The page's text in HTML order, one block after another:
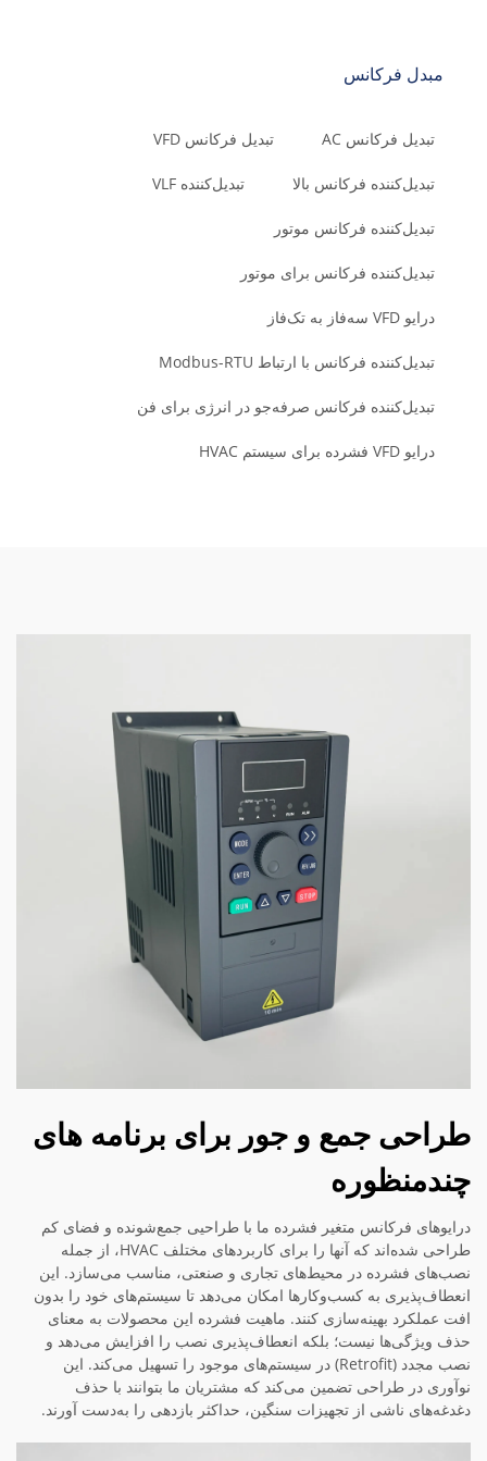
مبدل فرکانس
تبدیل فرکانس AC تبدیل فرکانس VFD
تبدیل‌کننده فرکانس بالا تبدیل‌کننده VLF
تبدیل‌کننده فرکانس موتور
تبدیل‌کننده فرکانس برای موتور
درایو VFD سه‌فاز به تک‌فاز
تبدیل‌کننده فرکانس با ارتباط Modbus-RTU
تبدیل‌کننده فرکانس صرفه‌جو در انرژی برای فن
درایو VFD فشرده برای سیستم HVAC
طراحی جمع و جور برای برنامه های
چندمنظوره
درایوهای فرکانس متغیر فشرده ما با طراحیی جمع‌شونده و فضای کم
طراحی شده‌اند که آنها را برای کاربردهای مختلف HVAC، از جمله
نصب‌های فشرده در محیط‌های تجاری و صنعتی، مناسب می‌سازد. این
انعطاف‌پذیری به کسب‌وکارها امکان می‌دهد تا سیستم‌های خود را بدون
افت عملکرد بهینه‌سازی کنند. ماهیت فشرده این محصولات به معنای
حذف ویژگی‌ها نیست؛ بلکه انعطاف‌پذیری نصب را افزایش می‌دهد و
نصب مجدد (Retrofit) در سیستم‌های موجود را تسهیل می‌کند. این
نوآوری در طراحی تضمین می‌کند که مشتریان ما بتوانند با حذف
دغدغه‌های ناشی از تجهیزات سنگین، حداکثر بازدهی را به‌دست آورند.